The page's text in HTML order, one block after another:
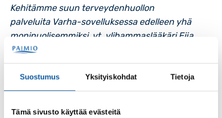
Suostumus Yksityiskohdat Tietoja
Tämä sivusto käyttää evästeitä
Kehitämme suun terveydenhuollon
palveluita Varha-sovelluksessa edelleen yhä
monipuolisemmiksi, vt. ylihammaslääkäri Eija
Hämäläinen kertoo.
Jos chatin kautta tehtävä ajanvaraus- ja hoidon
tarpeen arviointi ei ole vielä käytössä omassa